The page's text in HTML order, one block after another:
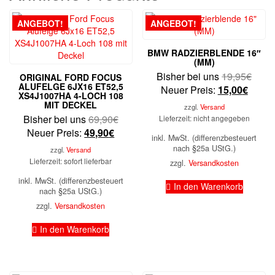
ANGEBOT!
ORIGINAL FORD FOCUS
ALUFELGE 6JX16 ET52,5
XS4J1007HA 4-LOCH 108
MIT DECKEL
Bisher bei uns69,90€Ursprünglicher
Neuer Preis: 49,90€Aktueller
zzgl.Versand
Lieferzeit: sofort lieferbar
inkl. MwSt. (differenzbesteuert
nach §25a UStG.)
zzgl.Versandkosten
In den Warenkorb
ANGEBOT!
BMW RADZIERBLENDE 16″
(MM)
Bisher bei uns19,95€
Neuer Preis: 15,00€
ist:
zzgl. Versand
Lieferzeit: nicht angegeben
inkl. MwSt. (differenzbesteuert
nach §25a UStG.)
zzgl. Versandkosten
In den Warenkorb